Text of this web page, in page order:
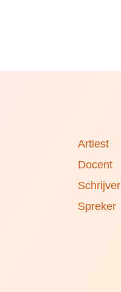
Artiest
Docent
Schrijver
Spreker